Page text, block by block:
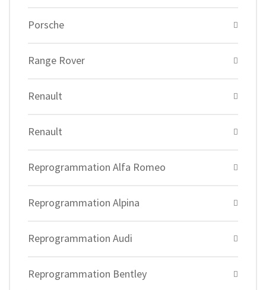
Porsche
Range Rover
Renault
Renault
Reprogrammation Alfa Romeo
Reprogrammation Alpina
Reprogrammation Audi
Reprogrammation Bentley